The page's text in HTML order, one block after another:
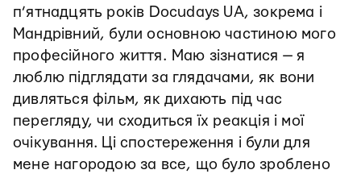
п’ятнадцять років Docudays UA, зокрема і
Мандрівний, були основною частиною мого
професійного життя. Маю зізнатися — я
люблю підглядати за глядачами, як вони
дивляться фільм, як дихають під час
перегляду, чи сходиться їх реакція і мої
очікування. Ці спостереження і були для
мене нагородою за все, що було зроблено